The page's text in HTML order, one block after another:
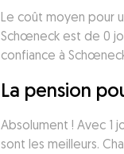
Le coût moyen pour
Schœneck est de 0
confiance à
La pension
Absolument ! Avec 1
sont les meilleurs.